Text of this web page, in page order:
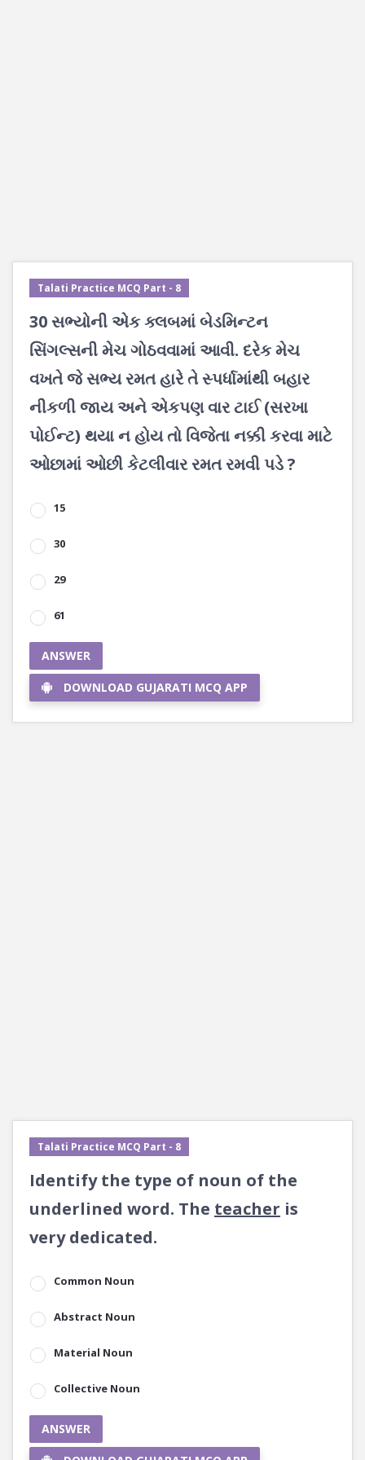
Talati Practice MCQ Part - 8
30 સભ્યોની એક ક્લબમાં બેડમિન્ટન
સિંગલ્સની મેચ ગોઠવવામાં આવી. દરેક મેચ
વખતે જે સભ્ય રમત હારે તે સ્પર્ધામાંથી બહાર
નીકળી જાય અને એકપણ વાર ટાઈ (સરખા
પોઈન્ટ) થયા ન હોય તો વિજેતા નક્કી કરવા માટે
ઓછામાં ઓછી કેટલીવાર રમત રમવી પડે ?
15
30
29
61
ANSWER
DOWNLOAD GUJARATI MCQ APP
Talati Practice MCQ Part - 8
Identify the type of noun of the
underlined word. The teacher is
very dedicated.
Common Noun
Abstract Noun
Material Noun
Collective Noun
ANSWER